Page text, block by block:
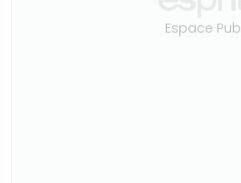
Espace Pub